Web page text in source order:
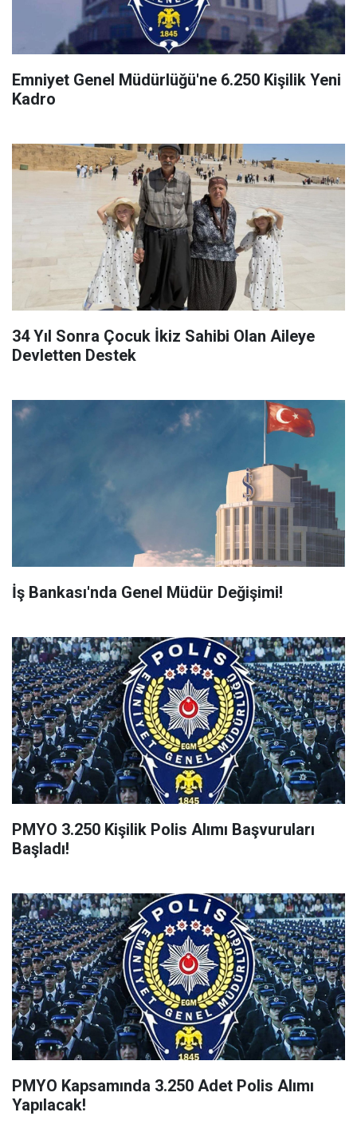
Emniyet Genel Müdürlüğü'ne 6.250 Kişilik Yeni
Kadro
34 Yıl Sonra Çocuk İkiz Sahibi Olan Aileye
Devletten Destek
İş Bankası'nda Genel Müdür Değişimi!
PMYO 3.250 Kişilik Polis Alımı Başvuruları
Başladı!
PMYO Kapsamında 3.250 Adet Polis Alımı
Yapılacak!